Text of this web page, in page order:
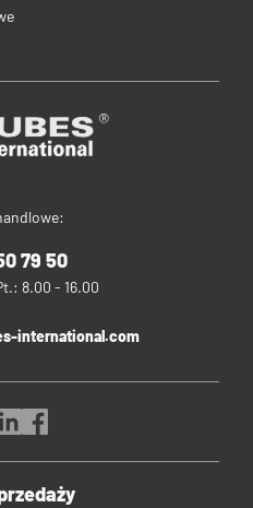
79 50
8.00 - 16.00
international.com